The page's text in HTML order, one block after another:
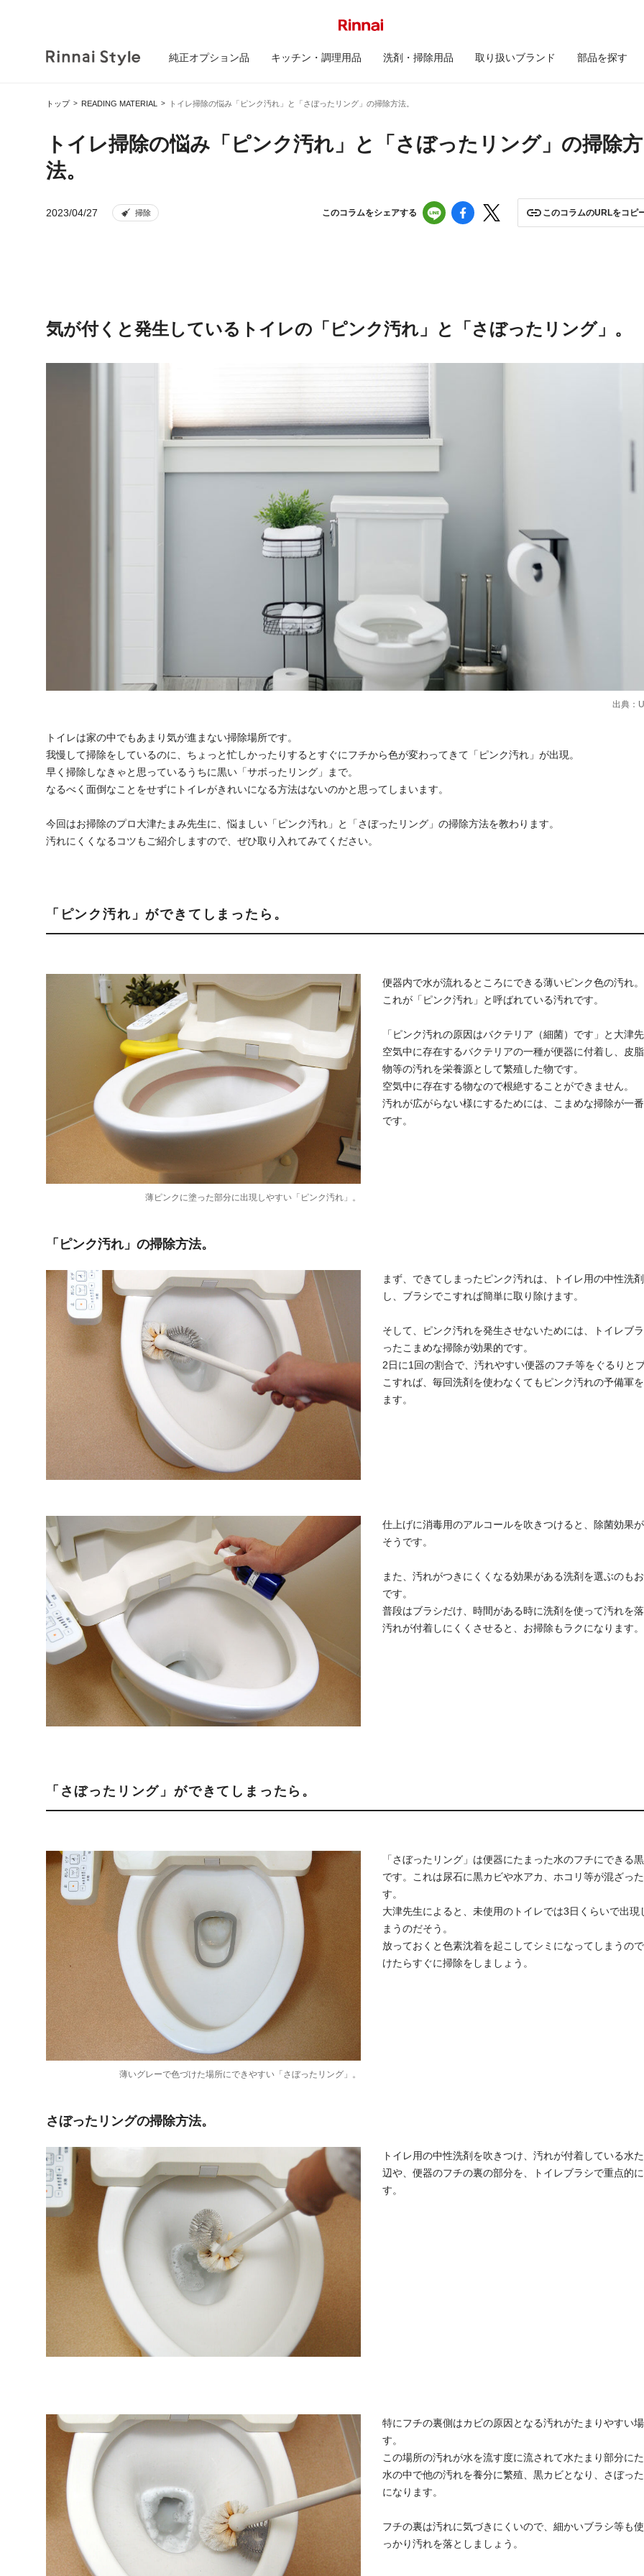
純正オプション品 キッチン・調理用品 洗剤・掃除用品 取り扱いブランド 部品を探す
トップ READING MATERIAL トイレ掃除の悩み「ピンク汚れ」と「さぼったリング」の掃除方法。
トイレ掃除の悩み「ピンク汚れ」と「さぼったリング」の掃除方
法。
2023/04/27 掃除 このコラムをシェアする このコラムのURLをコピ
気が付くと発生しているトイレの「ピンク汚れ」と「さぼったリング」。
出典：
トイレは家の中でもあまり気が進まない掃除場所です。
我慢して掃除をしているのに、ちょっと忙しかったりするとすぐにフチから色が変わってきて「ピンク汚れ」が出現。
早く掃除しなきゃと思っているうちに黒い「サボったリング」まで。
なるべく面倒なことをせずにトイレがきれいになる方法はないのかと思ってしまいます。
今回はお掃除のプロ大津たまみ先生に、悩ましい「ピンク汚れ」と「さぼったリング」の掃除方法を教わります。
汚れにくくなるコツもご紹介しますので、ぜひ取り入れてみてください。
「ピンク汚れ」ができてしまったら。
薄ピンクに塗った部分に出現しやすい「ピンク汚れ」。
便器内で水が流れるところにできる薄いピンク色の汚れ。
これが「ピンク汚れ」と呼ばれている汚れです。
「ピンク汚れの原因はバクテリア（細菌）です」と大津先
空気中に存在するバクテリアの一種が便器に付着し、皮
物等の汚れを栄養源として繁殖した物です。
空気中に存在する物なので根絶することができません。
汚れが広がらない様にするためには、こまめな掃除が一
です。
「ピンク汚れ」の掃除方法。
まず、できてしまったピンク汚れは、トイレ用の中性洗
し、ブラシでこすれば簡単に取り除けます。
そして、ピンク汚れを発生させないためには、トイレブ
ったこまめな掃除が効果的です。
2日に1回の割合で、汚れやすい便器のフチ等をぐるりと
こすれば、毎回洗剤を使わなくてもピンク汚れの予備軍
ます。
仕上げに消毒用のアルコールを吹きつけると、除菌効果
そうです。
また、汚れがつきにくくなる効果がある洗剤を選ぶのも
です。
普段はブラシだけ、時間がある時に洗剤を使って汚れを落
汚れが付着しにくくさせると、お掃除もラクになります。
「さぼったリング」ができてしまったら。
薄いグレーで色づけた場所にできやすい「さぼったリング」。
「さぼったリング」は便器にたまった水のフチにできる
です。これは尿石に黒カビや水アカ、ホコリ等が混ざっ
す。
大津先生によると、未使用のトイレでは3日くらいで出現
まうのだそう。
放っておくと色素沈着を起こしてシミになってしまうの
けたらすぐに掃除をしましょう。
さぼったリングの掃除方法。
トイレ用の中性洗剤を吹きつけ、汚れが付着している水
辺や、便器のフチの裏の部分を、トイレブラシで重点的
す。
特にフチの裏側はカビの原因となる汚れがたまりやすい
す。
この場所の汚れが水を流す度に流されて水たまり部分にた
水の中で他の汚れを養分に繁殖、黒カビとなり、さぼっ
になります。
フチの裏は汚れに気づきにくいので、細かいブラシ等も
っかり汚れを落としましょう。